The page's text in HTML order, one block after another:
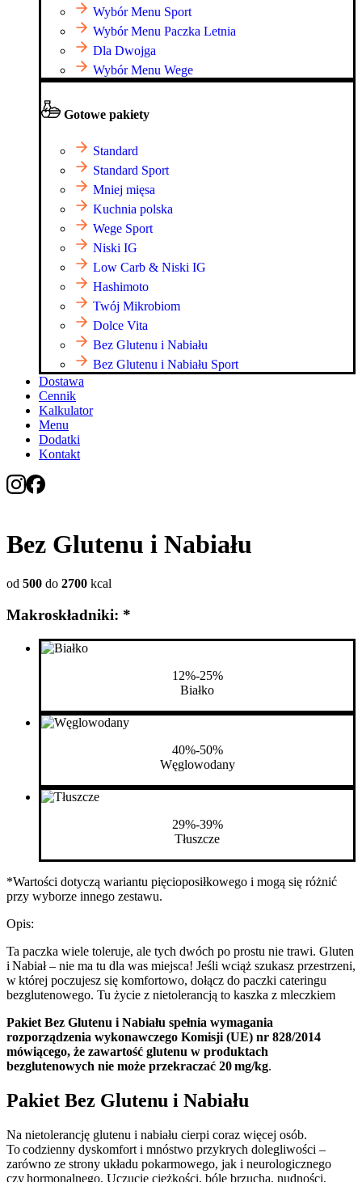
Wybór Menu Sport
Wybór Menu Paczka Letnia
Dla Dwojga
Wybór Menu Wege
Gotowe pakiety
Standard
Standard Sport
Mniej mięsa
Kuchnia polska
Wege Sport
Niski IG
Low Carb & Niski IG
Hashimoto
Twój Mikrobiom
Dolce Vita
Bez Glutenu i Nabiału
Bez Glutenu i Nabiału Sport
Dostawa
Cennik
Kalkulator
Menu
Dodatki
Kontakt
Bez Glutenu i Nabiału
od 500 do 2700 kcal
Makroskładniki: *
12%-25%
Białko
40%-50%
Węglowodany
29%-39%
Tłuszcze
*Wartości dotyczą wariantu pięcioposiłkowego i mogą się różnić
przy wyborze innego zestawu.
Opis:
Ta paczka wiele toleruje, ale tych dwóch po prostu nie trawi. Gluten
i Nabiał – nie ma tu dla was miejsca! Jeśli wciąż szukasz przestrzeni,
w której poczujesz się komfortowo, dołącz do paczki cateringu
bezglutenowego. Tu życie z nietolerancją to kaszka z mleczkiem
Pakiet Bez Glutenu i Nabiału spełnia wymagania
rozporządzenia wykonawczego Komisji (UE) nr 828/2014
mówiącego, że zawartość glutenu w produktach
bezglutenowych nie może przekraczać 20 mg/kg.
Pakiet Bez Glutenu i Nabiału
Na nietolerancję glutenu i nabiału cierpi coraz więcej osób.
To codzienny dyskomfort i mnóstwo przykrych dolegliwości –
zarówno ze strony układu pokarmowego, jak i neurologicznego
czy hormonalnego. Uczucie ciężkości, bóle brzucha, nudności,